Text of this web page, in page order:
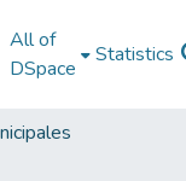
All of
DSpace
Statistics